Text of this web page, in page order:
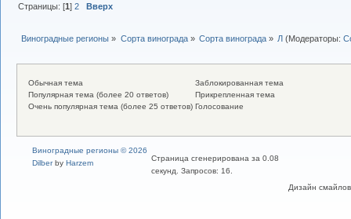
Страницы: [1]2 Вверх
Виноградные регионы » Сорта винограда» Сорта винограда» Л (Модераторы:
Обычная тема
Популярная тема (более 20 ответов)
Очень популярная тема (более 25 ответов)
Заблокированная тема
Прикрепленная тема
Голосование
Дизайн
Виноградные регионы © 2026
Dilberby Harzem
Страница сгенерирована за 0.08
секунд. Запросов: 16.